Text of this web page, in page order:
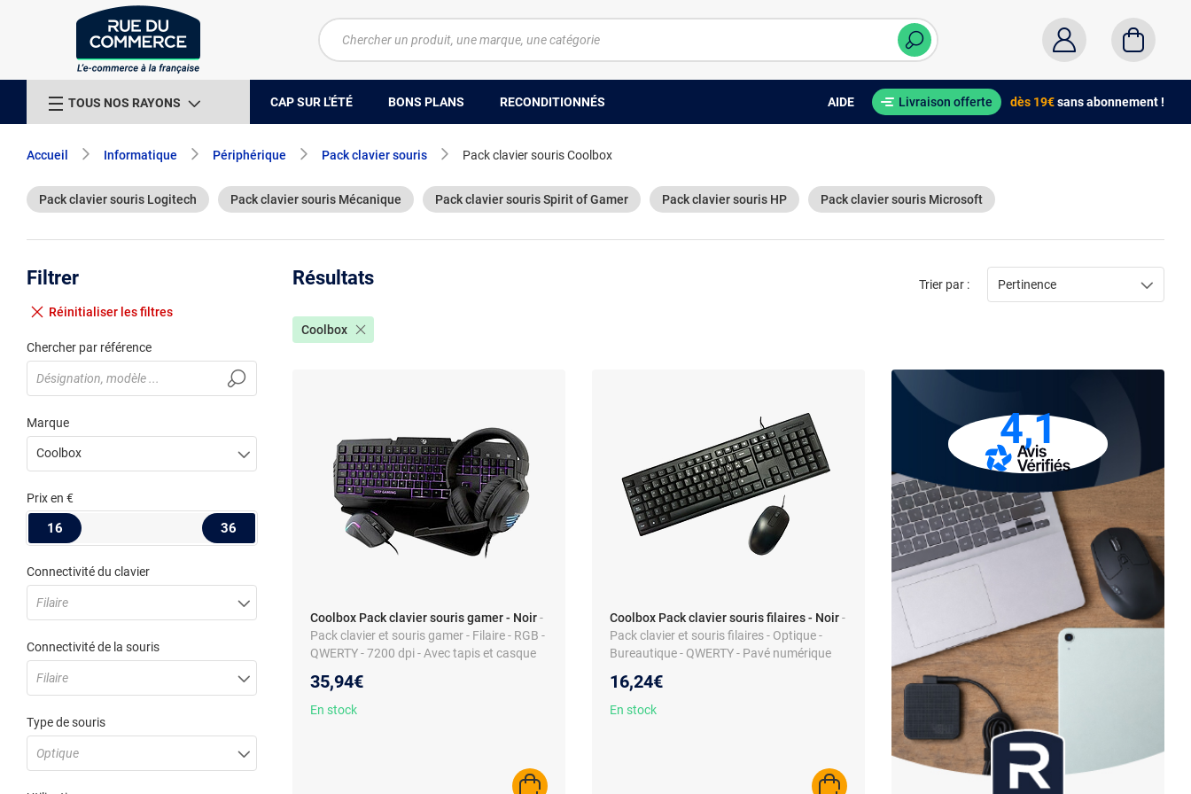
TOUS NOS RAYONS CAP SUR L'ÉTÉ BONS PLANS RECONDITIONNÉS AIDE Livraison offerte dès 19€sans abonnement !
Accueil Informatique Périphérique Pack clavier souris Pack clavier souris Coolbox
Pack clavier souris Logitech Pack clavier souris Mécanique Pack clavier souris Spirit of Gamer Pack clavier souris HP Pack clavier souris Microsoft
Filtrer
Réinitialiser les filtres
Chercher par référence
Marque
Coolbox
Prixen €
16 36
Connectivité du clavier
Filaire
Connectivité de la souris
Filaire
Type de souris
Optique
Résultats
Coolbox
Trier par : Pertinence
Coolbox Pack clavier souris gamer - Noir-
Pack clavier et souris gamer - Filaire - RGB -
QWERTY - 7200 dpi - Avec tapis et casque
35,94€
En stock
Coolbox Pack clavier souris filaires - Noir-
Pack clavier et souris filaires - Optique -
Bureautique - QWERTY - Pavé numérique
16,24€
En stock
4,1